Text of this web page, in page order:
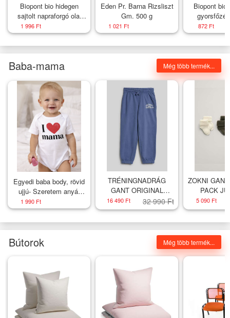
Biopont bio hidegen
sajtolt napraforgó olaj
1000 ml
1 996 Ft
Eden Pr. Barna Rizsliszt
Gm. 500 g
1 021 Ft
Biopont bio
872 Ft
Baba-mama Még több termék...
Egyedi baba body, rövid
ujjú- Szeretem anyát
Méret: 56 (0-2hó)
1 990 Ft
TRÉNINGNADRÁG
GANT ORIGINAL
SPORTSWEAR
SWEATPANTS
16 490 Ft 32 990 Ft
ZOKNI
PACK
5 090 Ft
Bútorok Még több termék...